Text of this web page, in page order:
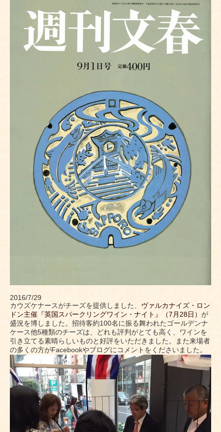
2016/7/29
カウズケナースがチーズを提供しました、 ヴァルカナイズ・ロン
ドン主催『英国スパークリングワイン・ナイト』（7月28日） が
盛況を博しました。招待客約100名に振る舞われたゴールデンナ
ケース他5種類のチーズは、どれも評判がとても高く、ワインを
引き立てる素晴らしいものと好評をいただきました。また来場者
の多くの方がFacebookやブログにコメントをくださいました。